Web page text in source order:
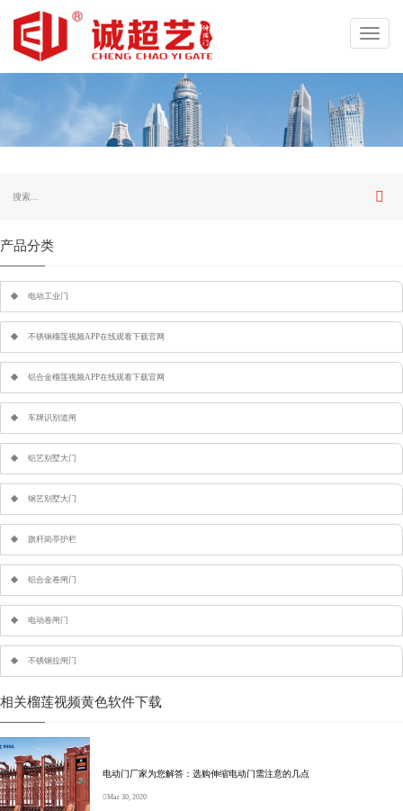
产品分类
电动工业门
不锈钢榴莲视频APP在线观看下载官网
铝合金榴莲视频APP在线观看下载官网
车牌识别道闸
铝艺别墅大门
钢艺别墅大门
旗杆岗亭护栏
铝合金卷闸门
电动卷闸门
不锈钢拉闸门
相关榴莲视频黄色软件下载
电动门厂家为您解答：选购伸缩电动门需注意的几点
Mar 30, 2020